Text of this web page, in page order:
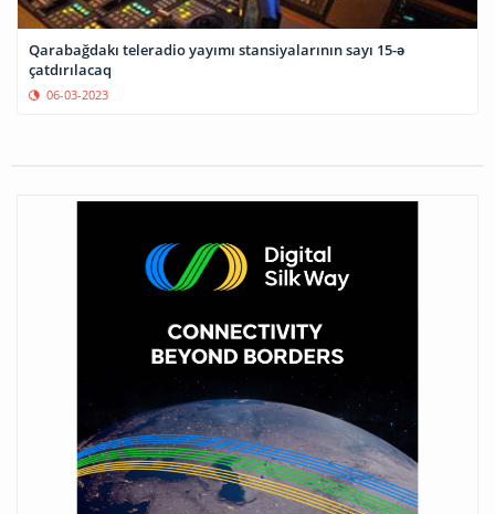
Qarabağdakı teleradio yayımı stansiyalarının sayı 15-ə
çatdırılacaq
06-03-2023